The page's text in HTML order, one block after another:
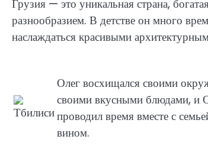
Грузия — это уникальная страна,
разнообразием. В детстве он много
наслаждаться красивыми
Олег восхищался своими
своими вкусными блюдами, и
проводил время вместе с
вином.